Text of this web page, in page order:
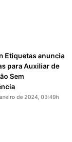
Etiquetas anuncia
para Auxiliar de
Sem
de 2024, 03:49h